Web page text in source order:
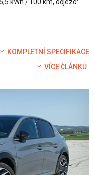
kWh / 100 km, dojezd:
KOMPLETNÍ SPECIFIKACE
VÍCE ČLÁNKŮ